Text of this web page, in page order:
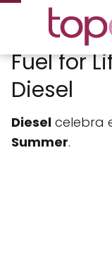
Fuel for
Diesel
Diesel celebra
Summer.